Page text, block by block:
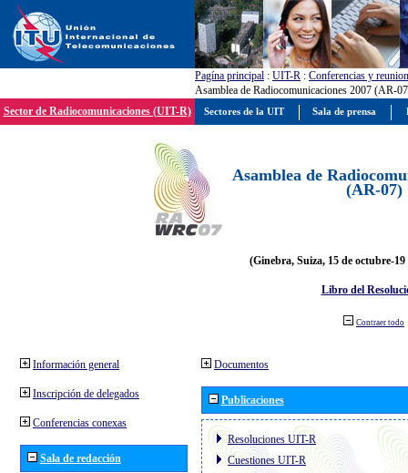
Pagína principal : UIT-R : Conferencias y
Asamblea de Radiocomunicaciones 2007 (AR-
Sector de Radiocomunicaciones (UIT-R)
Asamblea de
(AR-07)
(Ginebra, Suiza, 15 de octubre-19
Libro del
Contraer todo
Información general
Inscripción de delegados
Conferencias conexas
Sala de redacción
Documentos
Publicaciones
Resoluciones UIT-R
Cuestiones UIT-R
Sectores de la UIT Sala de prensa